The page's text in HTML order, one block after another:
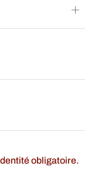
obligatoire.